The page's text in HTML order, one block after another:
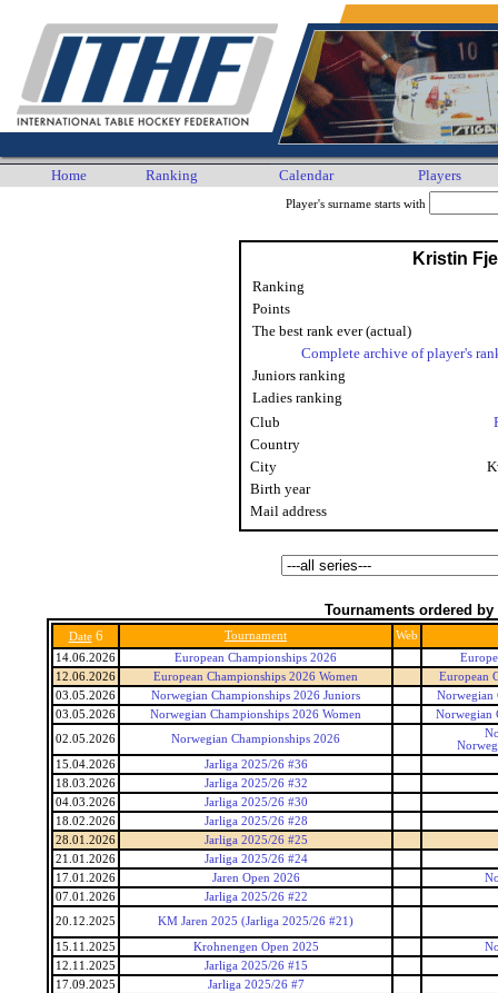
Home Ranking Calendar Players
Player's surname starts with
Kristin
Ranking
Points
The best rank ever (actual)
Complete archive of player's
Juniors ranking
Ladies ranking
Club
Country
City
Birth year
Mail address
Tournaments ordered by
Date 6 Tournament
Web
14.06.2026
European Championships 2026
12.06.2026
European Championships 2026 Women
European
03.05.2026
Norwegian Championships 2026 Juniors
Norwegian
03.05.2026
Norwegian Championships 2026 Women
Norwegian
02.05.2026
Norwegian Championships 2026
15.04.2026
Jarliga 2025/26 #36
18.03.2026
Jarliga 2025/26 #32
04.03.2026
Jarliga 2025/26 #30
18.02.2026
Jarliga 2025/26 #28
28.01.2026
Jarliga 2025/26 #25
21.01.2026
Jarliga 2025/26 #24
17.01.2026
Jaren Open 2026
07.01.2026
Jarliga 2025/26 #22
20.12.2025
KM Jaren 2025 (Jarliga 2025/26 #21)
15.11.2025 Krohnengen Open 2025
12.11.2025
Jarliga 2025/26 #15
17.09.2025
Jarliga 2025/26 #7